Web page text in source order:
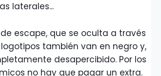
laterales...
escape, que se oculta a través
también van en negro y,
desapercibido. Por los
no hay que pagar un extra.